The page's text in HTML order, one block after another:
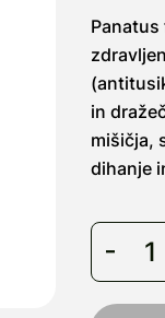
in
mišičja,
dihanje